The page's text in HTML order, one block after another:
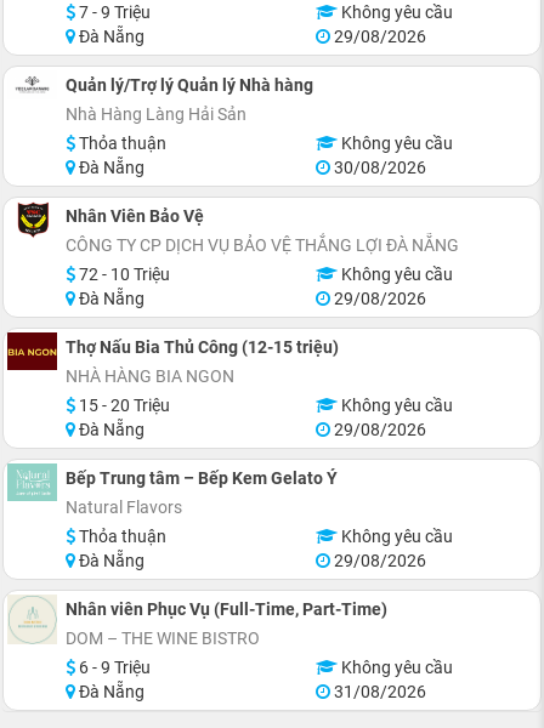
7 - 9 Triệu
Không yêu cầu
Đà Nẵng
29/08/2026
Quản lý/Trợ lý Quản lý Nhà hàng
Nhà Hàng Làng Hải Sản
Thỏa thuận
Không yêu cầu
Đà Nẵng
30/08/2026
Nhân Viên Bảo Vệ
CÔNG TY CP DỊCH VỤ BẢO VỆ THẮNG LỢI ĐÀ NẴNG
72 - 10 Triệu
Không yêu cầu
Đà Nẵng
29/08/2026
Thợ Nấu Bia Thủ Công (12-15 triệu)
NHÀ HÀNG BIA NGON
15 - 20 Triệu
Không yêu cầu
Đà Nẵng
29/08/2026
Bếp Trung tâm – Bếp Kem Gelato Ý
Natural Flavors
Thỏa thuận
Không yêu cầu
Đà Nẵng
29/08/2026
Nhân viên Phục Vụ (Full-Time, Part-Time)
DOM – THE WINE BISTRO
6 - 9 Triệu
Không yêu cầu
Đà Nẵng
31/08/2026